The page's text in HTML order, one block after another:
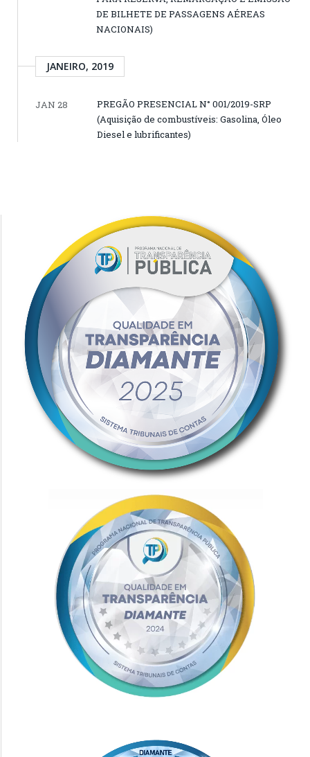
DE BILHETE DE PASSAGENS AÉREAS
NACIONAIS)
JANEIRO, 2019
JAN 28
PREGÃO PRESENCIAL N° 001/2019-SRP
(Aquisição de combustíveis: Gasolina, Óleo
Diesel e lubrificantes)